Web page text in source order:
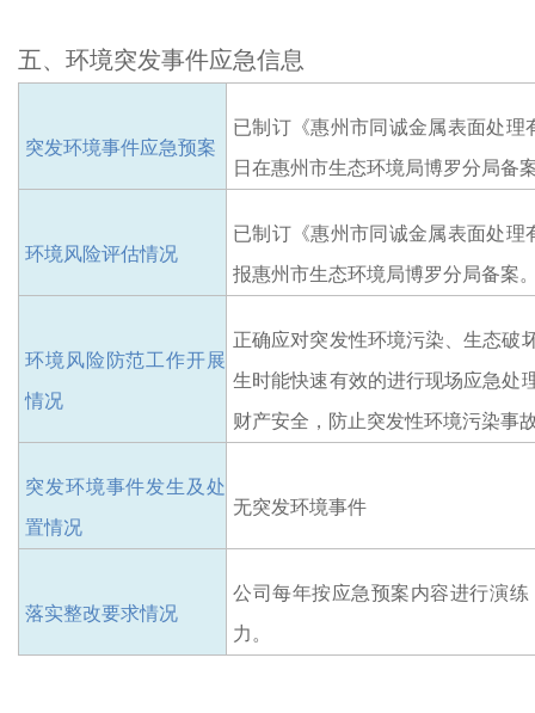
五、 环境突发事件应急信息
突发环境事件应急预案
已制订《惠州市同诚金属表面处
日 在惠州市生态环境局博罗分局备
环境风险评估情况
已制订《惠州市同诚金属表面处理
报惠州市生态环境局博罗分局备案
环境风险防范工作开展
情况
正确应对突发性环境污染、生态破
生时能快速有效的进行现场应急处
财产安全，防止突发性环境污染事
突发环境事件发生及处
置情况
无突发环境事件
落实整改要求情况
公司每年按应急预案内容进行演
力。